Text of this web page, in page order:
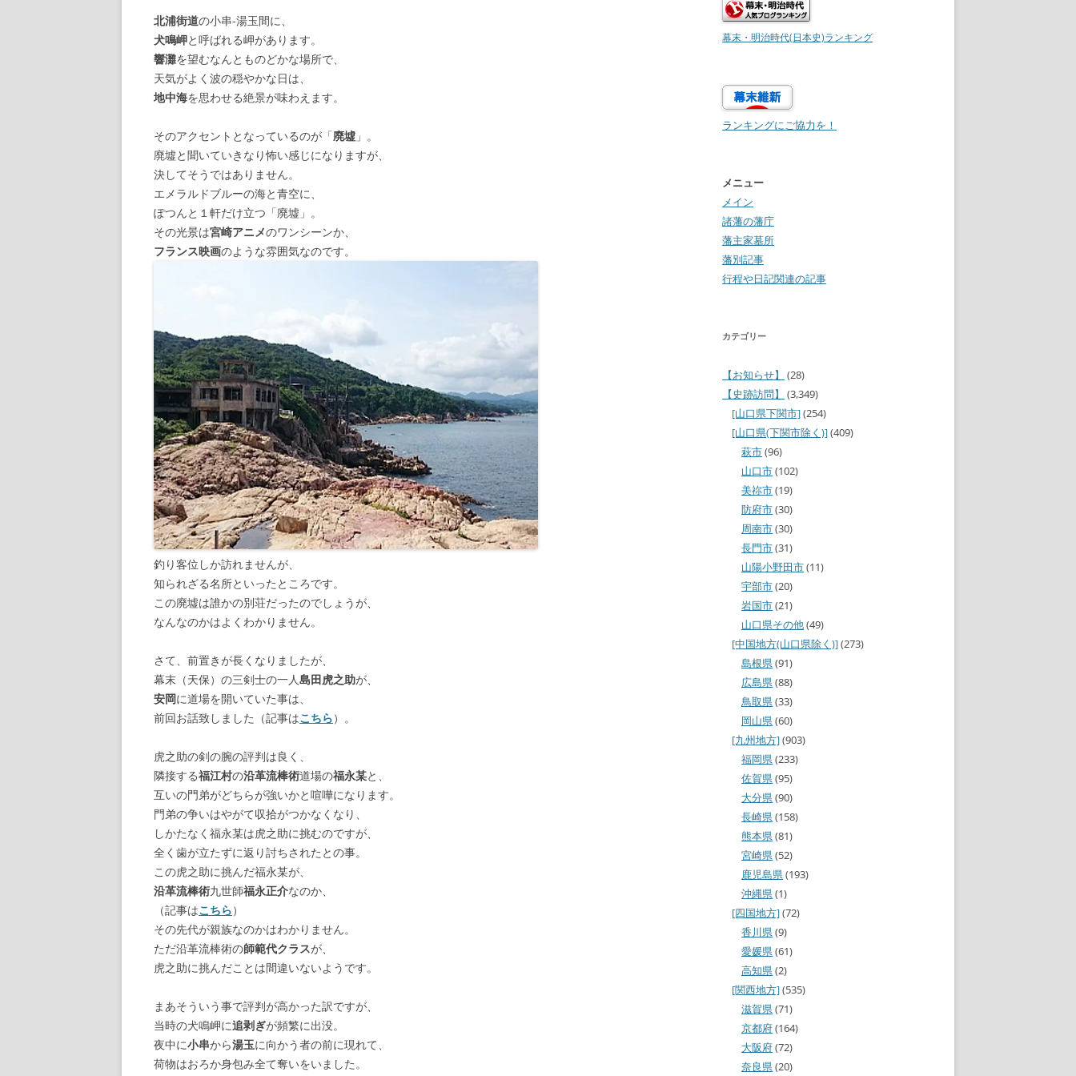
●銘菓･名物
【諸藩藩庁】九州/沖縄地方
【幕府拠点】
【朝廷】
北浦街道の小串-湯玉間に、
犬鳴岬と呼ばれる岬があります。
響灘を望むなんとものどかな場所で、
天気がよく波の穏やかな日は、
地中海を思わせる絶景が味わえます。
そのアクセントとなっているのが「廃墟 」。
廃墟と聞いていきなり怖い感じになりますが、
決してそうではありません。
エメラルドブルーの海と青空に、
ぽつんと１軒だけ立つ「廃墟」。
その光景は宮崎アニメのワンシーンか、
フランス映画のような雰囲気なのです。
釣り客位しか訪れませんが、
知られざる名所といったところです。
この廃墟は誰かの別荘だったのでしょうが、
なんなのかはよくわかりません。
さて、前置きが長くなりましたが、
幕末（天保）の三剣士の一人島田虎之助が、
安岡に道場を開いていた事は、
前回お話致しました（記事はこちら）。
虎之助の剣の腕の評判は良く、
隣接する福江村の沿革流棒術道場の福永某と、
互いの門弟がどちらが強いかと喧嘩になります。
門弟の争いはやがて収拾がつかなくなり、
しかたなく福永某は虎之助に挑むのですが、
全く歯が立たずに返り討ちされたとの事。
この虎之助に挑んだ福永某が、
沿革流棒術九世師福永正介なのか、
（記事はこちら）
その先代が親族なのかはわかりません。
ただ沿革流棒術の師範代クラスが、
虎之助に挑んだことは間違いないようです。
まあそういう事で評判が高かった訳ですが、
当時の犬鳴岬に追剥ぎが頻繁に出没。
夜中に小串から湯玉に向かう者の前に現れて、
荷物はおろか身包み全て奪いをいました。
幕末・明治時代(日本史)ランキング
ランキングにご協力を！
メニュー
メイン
諸藩の藩庁
藩主家墓所
藩別記事
行程や日記関連の記事
カテゴリー
【お知らせ】
(28)
【史跡訪問】
(3,349)
[山口県下関市](254)
[山口県(下関市除く)](409)
萩市(96)
山口市(102)
美祢市(19)
防府市(30)
周南市(30)
長門市(31)
山陽小野田市(11)
宇部市(20)
岩国市(21)
山口県その他(49)
[中国地方(山口県除く)](273)
島根県(91)
広島県(88)
鳥取県(33)
岡山県(60)
[九州地方](903)
福岡県(233)
佐賀県(95)
大分県(90)
長崎県(158)
熊本県(81)
宮崎県(52)
鹿児島県(193)
沖縄県(1)
[四国地方](72)
香川県(9)
愛媛県(61)
高知県(2)
[関西地方](535)
滋賀県(71)
京都府(164)
大阪府(72)
奈良県(20)